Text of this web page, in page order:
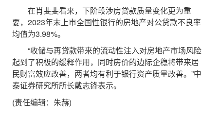
在肖斐斐看来，下阶段涉房贷款质量变化更为重
要，2023年末上市全国性银行的房地产对公贷款不良率
均值为3.98%。
“收储与再贷款带来的流动性注入对房地产市场风险
起到了积极的缓释作用，同时房价的边际企稳将带来居
民财富效应改善，两者均有利于银行资产质量改善。”中
泰证券研究所所长戴志锋表示。
(责任编辑：朱赫)